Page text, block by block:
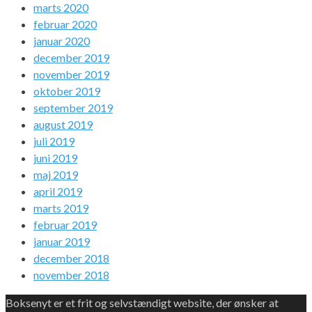
marts 2020
februar 2020
januar 2020
december 2019
november 2019
oktober 2019
september 2019
august 2019
juli 2019
juni 2019
maj 2019
april 2019
marts 2019
februar 2019
januar 2019
december 2018
november 2018
Boksenyt er et frit og selvstændigt website, der ønsker at